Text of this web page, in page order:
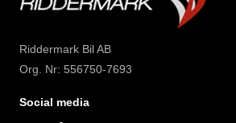
Riddermark Bil AB
Org. Nr: 556750-7693
Social media